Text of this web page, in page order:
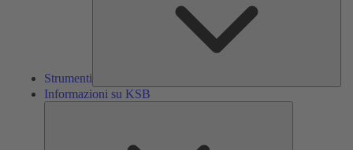
Strumenti
Informazioni su KSB